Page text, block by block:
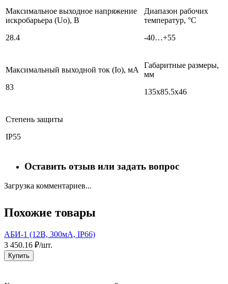
Максимальное выходное напряжение
искробарьера (Uo), В
28.4
Диапазон рабочих
температур, °С
-40…+55
Максимальный выходной ток (Io), мА
83
Габаритные размеры,
мм
135х85.5х46
Степень защиты
IP55
Оставить отзыв или задать вопрос
Загрузка комментариев...
Похожие товары
АБИ-1 (12В, 300мА, IP66)
3 450.16 ₽/шт.
Купить